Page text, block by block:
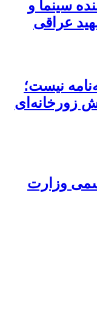
سینما و
عراقی
نیست؛
زورخانه‌ای
وزارت